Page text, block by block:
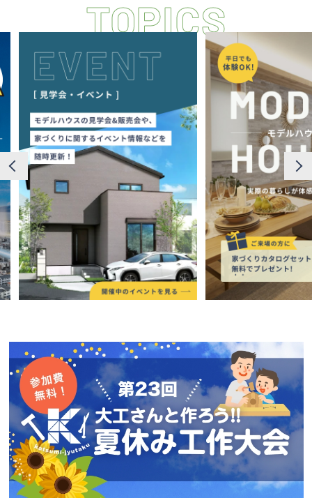
断熱・気密性能と快適性
長期優良住宅
ZEH
ラインナップ
施工実績
イベント・見学会
モデルハウス紹介
お客様の声
会社案内
経営理念・
会社案内
スタッフ紹介
KATSUMIの
取り組み
採用情報
TOPICS